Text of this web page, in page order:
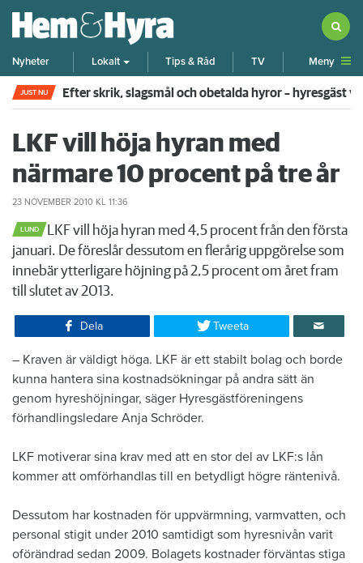
Nyheter Lokalt Tips & Råd TV Meny
JUST NU Efter skrik, slagsmål och obetalda hyror – hyresgäst
LKF vill höja hyran med
närmare 10 procent på tre år
23 NOVEMBER 2010 KL 11:36
LUND
​LKF vill höja hyran med 4,5 procent från den första
januari. De föreslår dessutom en flerårig uppgörelse som
innebär ytterligare höjning på 2,5 procent om året fram
till slutet av 2013.
Dela Tweeta
– Kraven är väldigt höga. LKF är ett stabilt bolag och borde
kunna hantera sina kostnadsökningar på andra sätt än
genom hyreshöjningar, säger Hyresgästföreningens
förhandlingsledare Anja Schröder.
LKF motiverar sina krav med att en stor del av LKF:s lån
kommer att omförhandlas till en betydligt högre räntenivå.
Dessutom har kostnaden för uppvärmning, varmvatten, och
personal stigit under 2010 samtidigt som hyresnivån varit
oförändrad sedan 2009. Bolagets kostnader förväntas stiga